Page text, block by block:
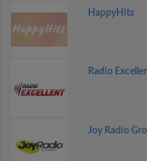
HappyHits
Radio
Joy Radio